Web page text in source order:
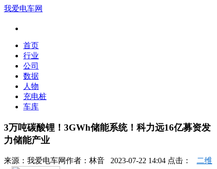
我爱电车网
首页
行业
公司
数据
人物
充电桩
车库
3万吨碳酸锂！3GWh储能系统！科力远16亿募资发
力储能产业
来源： 我爱电车网作者： 林音 2023-07-22 14:04 点击： 二维